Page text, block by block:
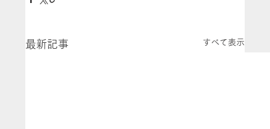
最新記事 すべて表示